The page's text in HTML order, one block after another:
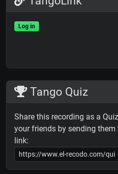
Log in
Tango Quiz
Share this recording as a
your friends by sending them
link: